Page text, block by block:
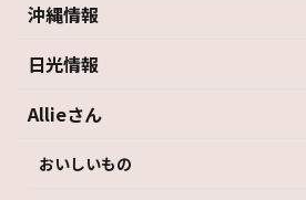
沖縄情報
日光情報
Allieさん
おいしいもの